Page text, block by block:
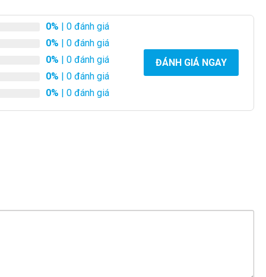
0% | 0 đánh giá
0% | 0 đánh giá
0% | 0 đánh giá
0% | 0 đánh giá
0% | 0 đánh giá
ĐÁNH GIÁ NGAY